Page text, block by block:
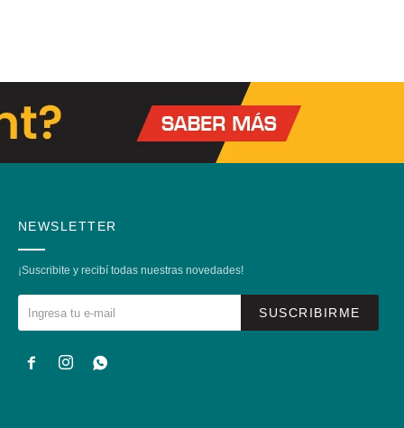
NEWSLETTER
¡Suscribite y recibí todas nuestras novedades!
SUSCRIBIRME
  